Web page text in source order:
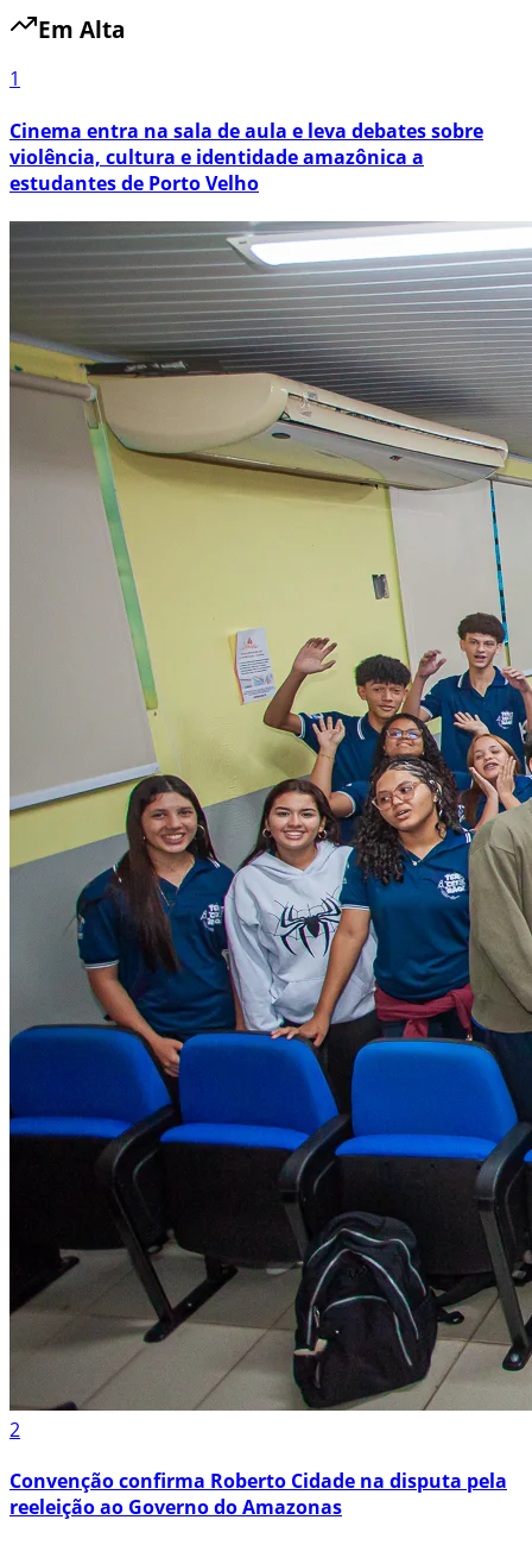
Em Alta
1
Cinema entra na sala de aula e leva debates sobre
violência, cultura e identidade amazônica a
estudantes de Porto Velho
2
Convenção confirma Roberto Cidade na disputa pela
reeleição ao Governo do Amazonas